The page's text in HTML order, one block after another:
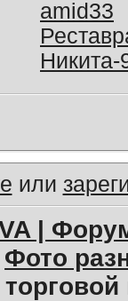
amid33
Никита-
или
|
Фото